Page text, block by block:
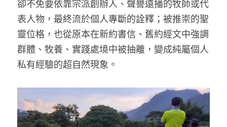
卻不免要依靠宗派創辦人、聲譽遠播的牧師或代
表人物，最終流於個人專斷的詮釋；被推崇的聖
靈位格，也從原本在新約書信、舊約經文中強調
群體、牧養、實踐處境中被抽離，變成純屬個人
私有經驗的超自然現象。